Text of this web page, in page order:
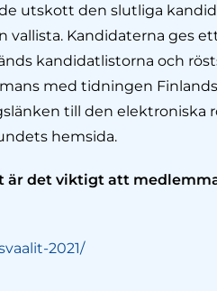
utskott den slutliga
vallista. Kandidaterna ges
kandidatlistorna och
med tidningen Finlands
till den elektroniska
hemsida.
är det viktigt att
2021/